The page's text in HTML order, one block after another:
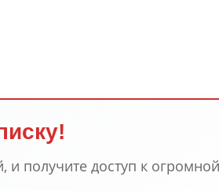
и получите доступ к